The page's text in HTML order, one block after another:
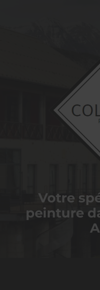
Votre
peinture